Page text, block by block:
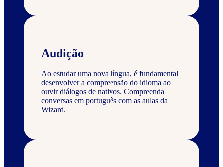
Audição
Ao estudar uma nova língua, é fundamental
desenvolver a compreensão do idioma ao
ouvir diálogos de nativos. Compreenda
conversas em português com as aulas da
Wizard.